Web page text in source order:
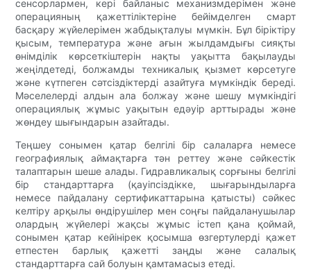
сенсорлармен, кері байланыс механизмдерімен және
операцияның қажеттіліктеріне бейімделген смарт
басқару жүйелерімен жабдықталуы мүмкін. Бұл біріктіру
қысым, температура және ағын жылдамдығы сияқты
өнімділік көрсеткіштерін нақты уақытта бақылауды
жеңілдетеді, болжамды техникалық қызмет көрсетуге
және күтпеген сәтсіздіктерді азайтуға мүмкіндік береді.
Мәселелерді алдын ала болжау және шешу мүмкіндігі
операциялық жұмыс уақытын едәуір арттырады және
жөндеу шығындарын азайтады.
Теңшеу сонымен қатар белгілі бір салаларға немесе
географиялық аймақтарға тән реттеу және сәйкестік
талаптарын шеше алады. Гидравликалық сорғыны белгілі
бір стандарттарға (қауіпсіздікке, шығарындыларға
немесе пайдалану сертификаттарына қатысты) сәйкес
келтіру арқылы өндірушілер мен соңғы пайдаланушылар
олардың жүйелері жақсы жұмыс істеп қана қоймай,
сонымен қатар кейінірек қосымша өзгертулерді қажет
етпестен барлық қажетті заңды және салалық
стандарттарға сай болуын қамтамасыз етеді.